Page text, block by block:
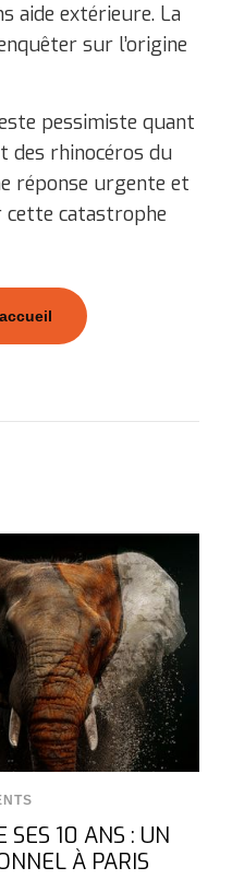
aide extérieure. La
sur l’origine
pessimiste quant
des rhinocéros du
réponse urgente et
cette catastrophe
10 ANS : UN
À PARIS